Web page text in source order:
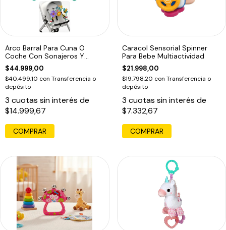
Arco Barral Para Cuna O
Coche Con Sonajeros Y
Chifles
$44.999,00
$40.499,10 con Transferencia o
depósito
3 cuotas sin interés de
$14.999,67
COMPRAR
Caracol Sensorial Spinner
Para Bebe Multiactividad
$21.998,00
$19.798,20 con Transferencia o
depósito
3 cuotas sin interés de
$7.332,67
COMPRAR